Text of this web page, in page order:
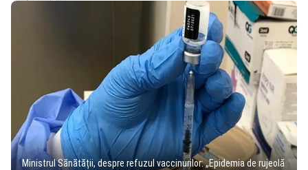
Ministrul Sănătății, despre refuzul vaccinurilor: „Epidemia de rujeolă